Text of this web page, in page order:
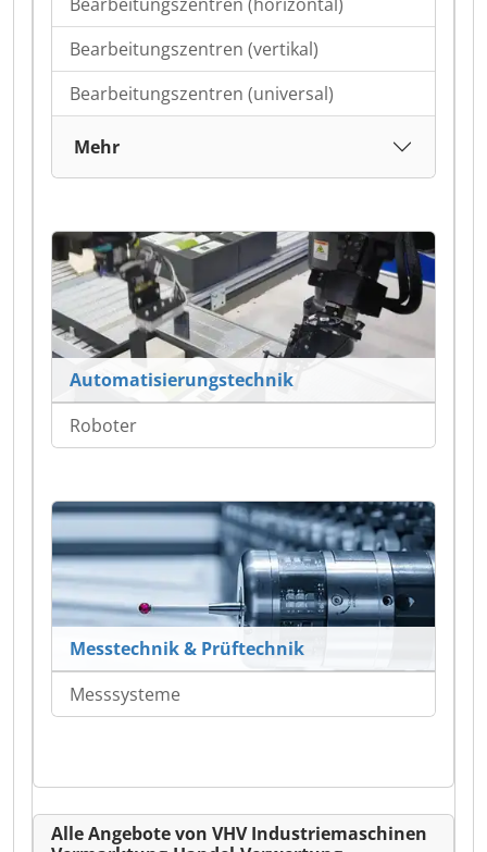
Bearbeitungszentren (horizontal)
Bearbeitungszentren (vertikal)
Bearbeitungszentren (universal)
Mehr
Automatisierungstechnik
Roboter
Messtechnik & Prüftechnik
Messsysteme
Alle Angebote von VHV Industriemaschinen